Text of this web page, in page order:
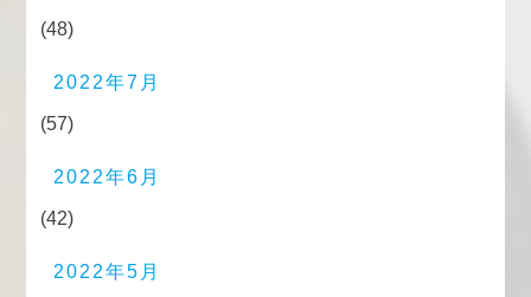
(48)
2022年7月
(57)
2022年6月
(42)
2022年5月